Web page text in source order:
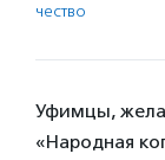
чест­во
Уфимцы,
«Народная